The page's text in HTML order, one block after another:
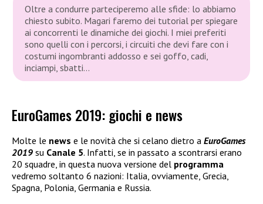
Oltre a condurre parteciperemo alle sfide: lo abbiamo
chiesto subito. Magari faremo dei tutorial per spiegare
ai concorrenti le dinamiche dei giochi. I miei preferiti
sono quelli con i percorsi, i circuiti che devi fare con i
costumi ingombranti addosso e sei goffo, cadi,
inciampi, sbatti…
EuroGames 2019: giochi e news
Molte le news e le novità che si celano dietro a EuroGames
2019 su Canale 5. Infatti, se in passato a scontrarsi erano
20 squadre, in questa nuova versione del programma
vedremo soltanto 6 nazioni: Italia, ovviamente, Grecia,
Spagna, Polonia, Germania e Russia.